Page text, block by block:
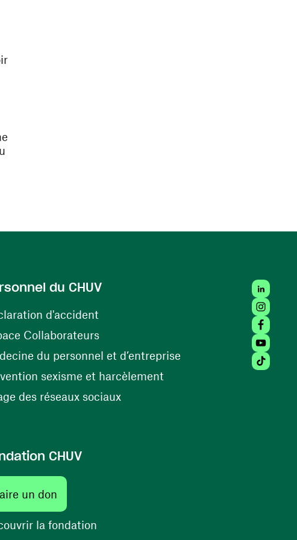
du CHUV
d'accident(opens in a new window)
Collaborateurs(opens in a new window)
du personnel et d’entreprise(opens in a new
sexisme et harcèlement(opens in a new window)
des réseaux sociaux(opens in a new window)
CHUV
un don
la fondation
Tiktok